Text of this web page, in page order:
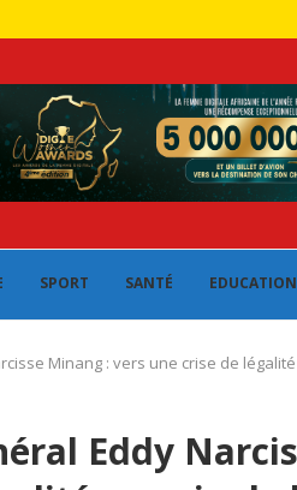
SPORT SANTÉ EDUCATION
Minang : vers une crise de
Eddy